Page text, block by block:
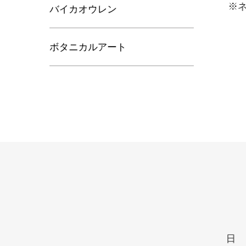
※
バイカオウレン
ボタニカルアート
日